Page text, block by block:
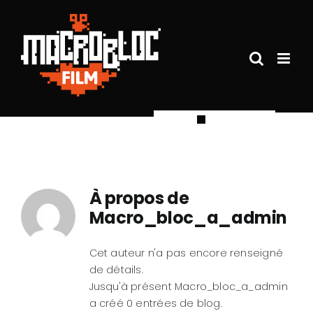
contenu
À propos de
Macro_bloc_a_admin
Cet auteur n'a pas encore renseigné
de détails.
Jusqu'à présent Macro_bloc_a_admin
a créé 0 entrées de blog.